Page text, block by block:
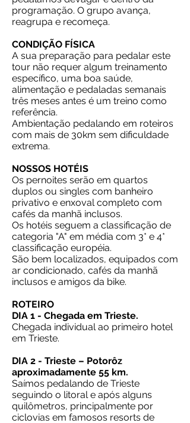
programação. O grupo avança,
reagrupa e recomeça.
CONDIÇÃO FÍSICA
A sua preparação para pedalar este
tour não requer algum treinamento
específico, uma boa saúde,
alimentação e pedaladas semanais
três meses antes é um treino como
referência.
Ambientação pedalando em roteiros
com mais de 30km sem dificuldade
extrema.
NOSSOS HOTÉIS
Os pernoites serão em quartos
duplos ou singles com banheiro
privativo e enxoval completo com
cafés da manhã inclusos.
Os hotéis seguem a classificação de
categoria "A" em média com 3* e 4*
classificação européia.
São bem localizados, equipados com
ar condicionado, cafés da manhã
inclusos e amigos da bike.
ROTEIRO
DIA 1 - Chegada em Trieste.
Chegada individual ao primeiro hotel
em Trieste.
DIA 2 - Trieste – Potorôz
aproximadamente 55 km.
Saímos pedalando de Trieste
seguindo o litoral e após alguns
quilômetros, principalmente por
ciclovias em famosos resorts de